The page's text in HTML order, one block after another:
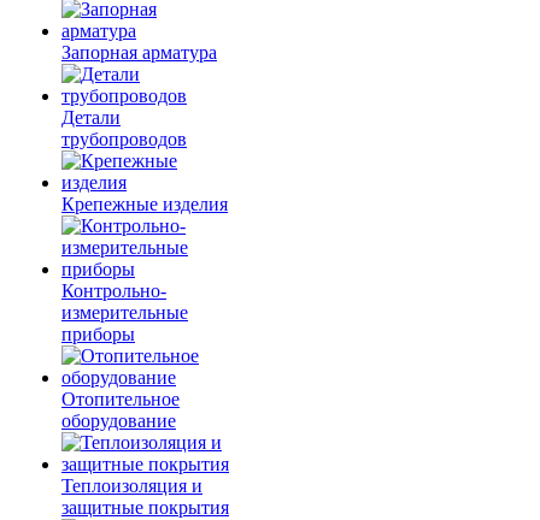
Запорная арматура
Детали
трубопроводов
Крепежные изделия
Контрольно-
измерительные
приборы
Отопительное
оборудование
Теплоизоляция и
защитные покрытия